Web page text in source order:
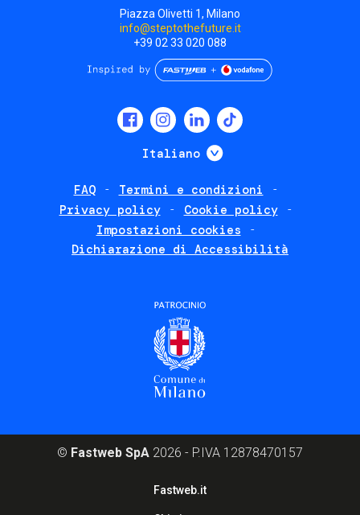
Piazza Olivetti 1, Milano
info@steptothefuture.it
+39 02 33 020 088
Italiano Mostra ulteriori
FAQ
Termini e condizioni
Privacy policy
Cookie policy
Impostazioni cookies
Dichiarazione di Accessibilità
© Fastweb SpA 2026 - P.IVA 12878470157
Fastweb.it